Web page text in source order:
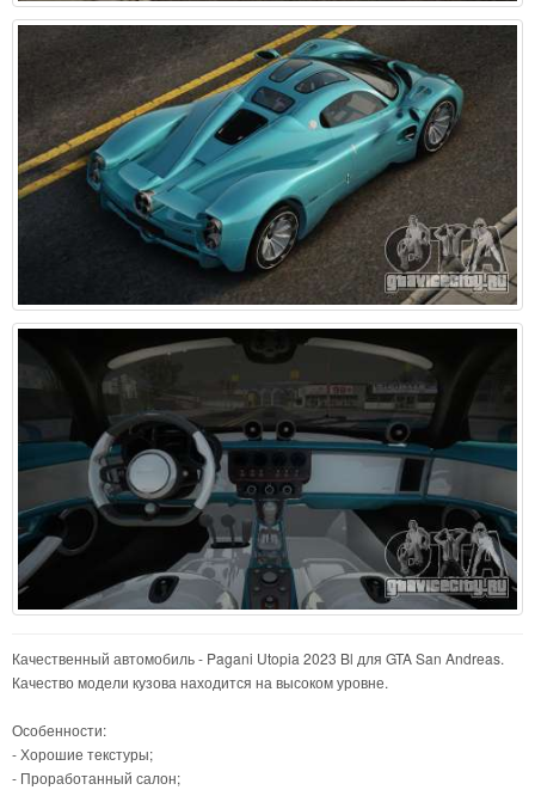
Качественный автомобиль - Pagani Utopia 2023 Bl для GTA San Andreas.
Качество модели кузова находится на высоком уровне.
Особенности:
- Хорошие текстуры;
- Проработанный салон;